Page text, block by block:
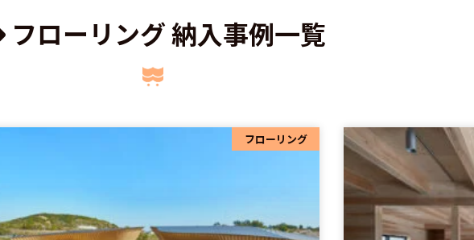
フローリング 納入事例一覧
フローリング
ジ
ジ ジ